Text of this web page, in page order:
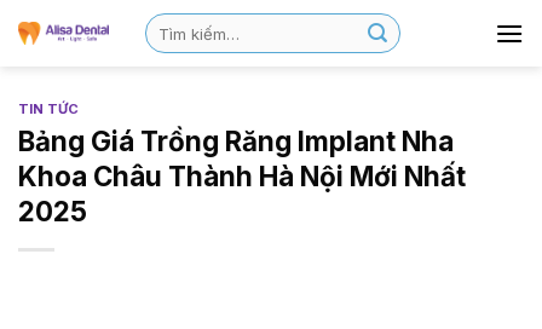
TIN TỨC
Bảng Giá Trồng Răng Implant Nha
Khoa Châu Thành Hà Nội Mới Nhất
2025